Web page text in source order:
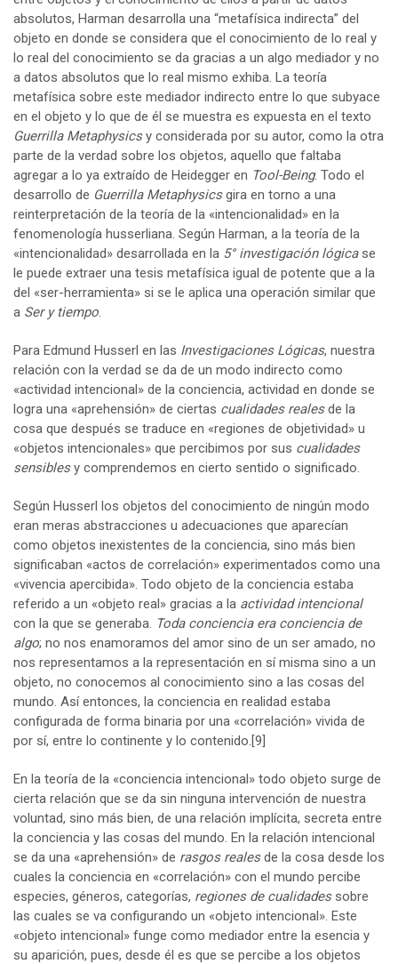
absolutos, Harman desarrolla una “metafísica indirecta” del
objeto en donde se considera que el conocimiento de lo real y
lo real del conocimiento se da gracias a un algo mediador y no
a datos absolutos que lo real mismo exhiba. La teoría
metafísica sobre este mediador indirecto entre lo que subyace
en el objeto y lo que de él se muestra es expuesta en el texto
Guerrilla Metaphysicsy considerada por su autor, como la otra
parte de la verdad sobre los objetos, aquello que faltaba
agregar a lo ya extraído de Heidegger en Tool-Being. Todo el
desarrollo de Guerrilla Metaphysicsgira en torno a una
reinterpretación de la teoría de la «intencionalidad» en la
fenomenología husserliana. Según Harman, a la teoría de la
«intencionalidad» desarrollada en la 5° investigación lógicase
le puede extraer una tesis metafísica igual de potente que a la
del «ser-herramienta» si se le aplica una operación similar que
a Ser y tiempo.
Para Edmund Husserl en las Investigaciones Lógicas, nuestra
relación con la verdad se da de un modo indirecto como
«actividad intencional» de la conciencia, actividad en donde se
logra una «aprehensión» de ciertas cualidades realesde la
cosa que después se traduce en «regiones de objetividad» u
«objetos intencionales» que percibimos por sus cualidades
sensiblesy comprendemos en cierto sentido o significado.
Según Husserl los objetos del conocimiento de ningún modo
eran meras abstracciones u adecuaciones que aparecían
como objetos inexistentes de la conciencia, sino más bien
significaban «actos de correlación» experimentados como una
«vivencia apercibida». Todo objeto de la conciencia estaba
referido a un «objeto real» gracias a la actividad intencional
con la que se generaba. Toda conciencia era conciencia de
algo; no nos enamoramos del amor sino de un ser amado, no
nos representamos a la representación en sí misma sino a un
objeto, no conocemos al conocimiento sino a las cosas del
mundo. Así entonces, la conciencia en realidad estaba
configurada de forma binaria por una «correlación» vivida de
por sí, entre lo continente y lo contenido.[9]
En la teoría de la «conciencia intencional» todo objeto surge de
cierta relación que se da sin ninguna intervención de nuestra
voluntad, sino más bien, de una relación implícita, secreta entre
la conciencia y las cosas del mundo. En la relación intencional
se da una «aprehensión» de rasgos realesde la cosa desde los
cuales la conciencia en «correlación» con el mundo percibe
especies, géneros, categorías, regiones de cualidadessobre
las cuales se va configurando un «objeto intencional». Este
«objeto intencional» funge como mediador entre la esencia y
su aparición, pues, desde él es que se percibe a los objetos